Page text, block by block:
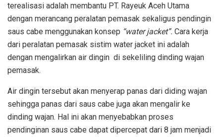
terealisasi adalah membantu PT. Rayeuk Aceh Utama
dengan merancang peralatan pemasak sekaligus pendingin
saus cabe menggunakan konsep “water jacket”. Cara kerja
dari peralatan pemasak sistim water jacket ini adalah
dengan mengalirkan air dingin di sekeliling dinding wajan
pemasak.
Air dingin tersebut akan menyerap panas dari diding wajan
sehingga panas dari saus cabe juga akan mengalir ke
dinding wajan. Hal ini akan menyebabkan proses
pendinginan saus cabe dapat dipercepat dari 8 jam menjadi